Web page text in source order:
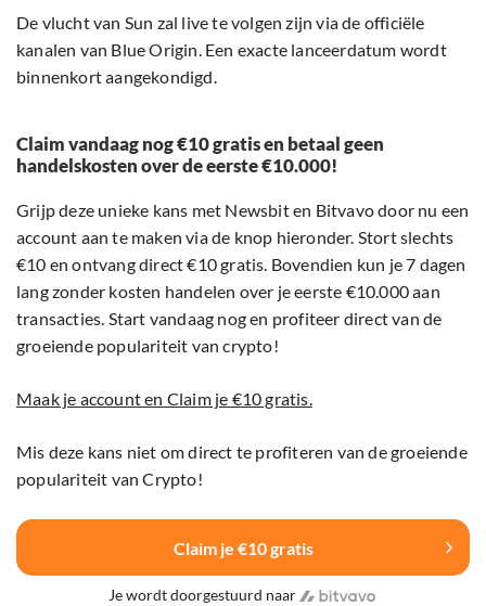
De vlucht van Sun zal live te volgen zijn via de officiële
kanalen van Blue Origin. Een exacte lanceerdatum wordt
binnenkort aangekondigd.
Claim vandaag nog €10 gratis en betaal geen
handelskosten over de eerste €10.000!
Grijp deze unieke kans met Newsbit en Bitvavo door nu een
account aan te maken via de knop hieronder. Stort slechts
€10 en ontvang direct €10 gratis. Bovendien kun je 7 dagen
lang zonder kosten handelen over je eerste €10.000 aan
transacties. Start vandaag nog en profiteer direct van de
groeiende populariteit van crypto!
Maak je account en Claim je €10 gratis.
Mis deze kans niet om direct te profiteren van de groeiende
populariteit van Crypto!
Claim je €10 gratis
Je wordt doorgestuurd naar